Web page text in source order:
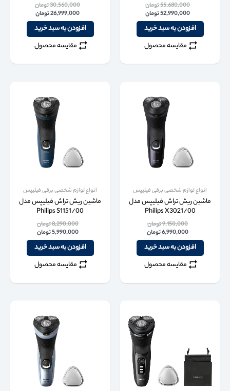
55,680,000تومان
52,990,000تومان
افزودن به سبد خرید
مقایسه محصول
30,560,000تومان
26,999,000تومان
افزودن به سبد خرید
مقایسه محصول
انواع لوازم شخصی برقی فیلیپس
ماشین ریش تراش فیلیپس مدل
Philips X3021/00
9,150,000تومان
6,990,000تومان
افزودن به سبد خرید
مقایسه محصول
انواع لوازم شخصی برقی فیلیپس
ماشین ریش تراش فیلیپس مدل
Philips S1151/00
8,290,000تومان
5,990,000تومان
افزودن به سبد خرید
مقایسه محصول